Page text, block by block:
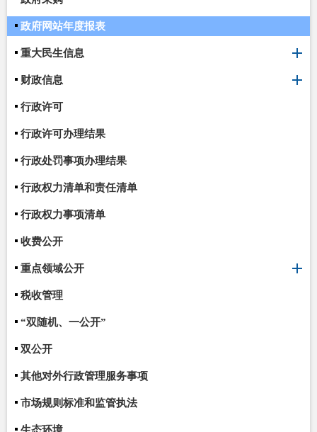
政府网站年度报表
重大民生信息
财政信息
行政许可
行政许可办理结果
行政处罚事项办理结果
行政权力清单和责任清单
行政权力事项清单
收费公开
重点领域公开
税收管理
“双随机、一公开”
双公开
其他对外行政管理服务事项
市场规则标准和监管执法